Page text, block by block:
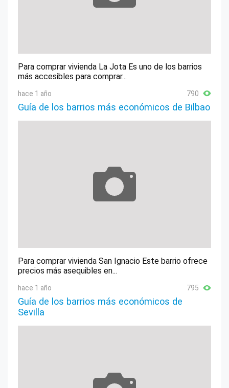
Para comprar vivienda La Jota Es uno de los barrios
más accesibles para comprar...
hace 1 año 790
Guía de los barrios más económicos de Bilbao
Para comprar vivienda San Ignacio Este barrio ofrece
precios más asequibles en...
hace 1 año 795
Guía de los barrios más económicos de
Sevilla